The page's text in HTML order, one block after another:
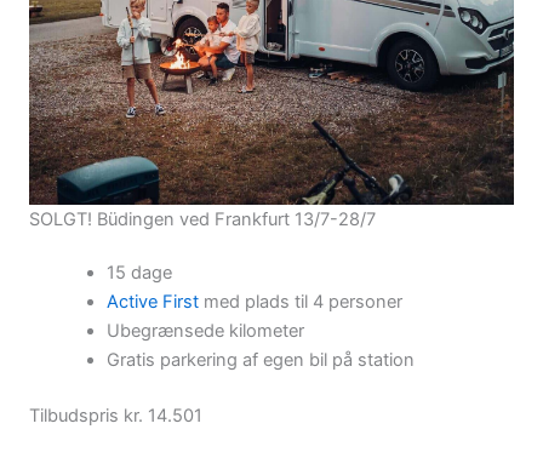
SOLGT! Büdingen ved Frankfurt 13/7-28/7
15 dage
Active Firstmed plads til 4 personer
Ubegrænsede kilometer
Gratis parkering af egen bil på station
Tilbudspris kr. 14.501